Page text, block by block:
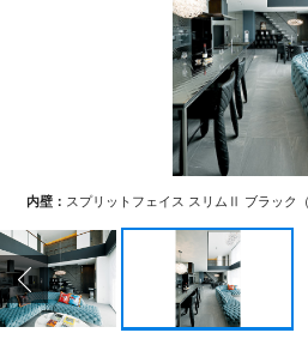
内壁： スプリットフェイス スリムⅡ ブラック（